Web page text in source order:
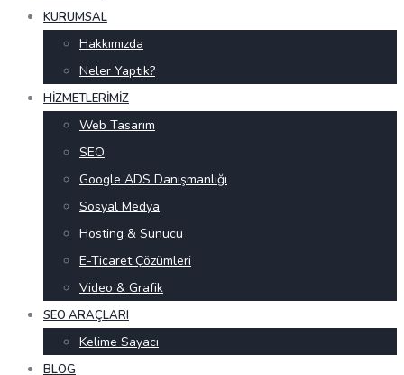
KURUMSAL
Hakkımızda
Neler Yaptık?
HIZMETLERIMIZ
Web Tasarım
SEO
Google ADS Danışmanlığı
Sosyal Medya
Hosting & Sunucu
E-Ticaret Çözümleri
Video & Grafik
SEO ARAÇLARI
Kelime Sayacı
BLOG